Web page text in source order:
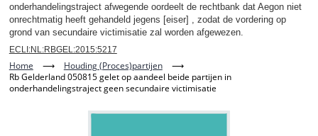
onderhandelingstraject afwegende oordeelt de rechtbank dat Aegon niet
onrechtmatig heeft gehandeld jegens [eiser] , zodat de vordering op
grond van secundaire victimisatie zal worden afgewezen.
ECLI:NL:RBGEL:2015:5217
Home ⟶ Houding (Proces)partijen
⟶
Rb Gelderland 050815 gelet op aandeel beide partijen in
onderhandelingstraject geen secundaire victimisatie